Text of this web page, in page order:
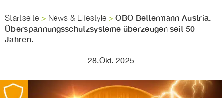
Startseite > News & Lifestyle > OBO Bettermann Austria.
Überspannungs­schutzsysteme überzeugen seit 50
Jahren.
28.Okt. 2025